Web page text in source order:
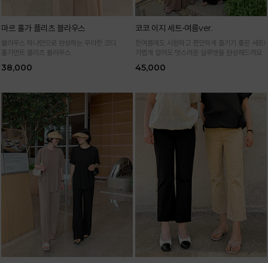
마르 홀가 플리츠 블라우스
블라우스 하나만으로 완성하는 우아한 코디
홀가먼트 플리츠 블라우스
38,000
코코 이지 세트-여름ver.
한여름에도 시원하고 편안하게 즐기기 좋은 세트!
가볍게 입어도 멋스러운 실루엣을 완성해드려요
45,000